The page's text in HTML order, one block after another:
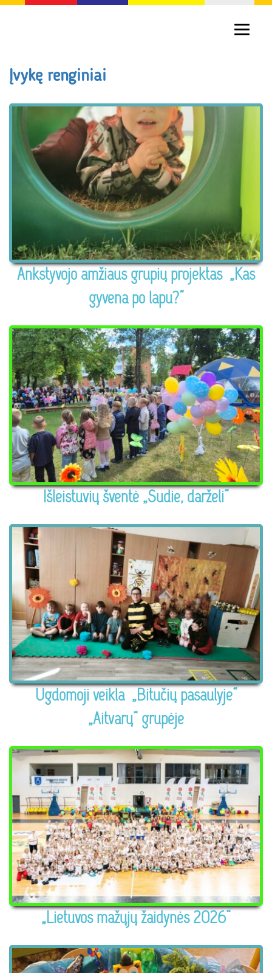
Įvykę renginiai
Ankstyvojo amžiaus grupių projektas „Kas
gyvena po lapu?“
Išleistuvių šventė „Sudie, darželi“
Ugdomoji veikla „Bitučių pasaulyje“
„Aitvarų“ grupėje
„Lietuvos mažųjų žaidynės 2026“